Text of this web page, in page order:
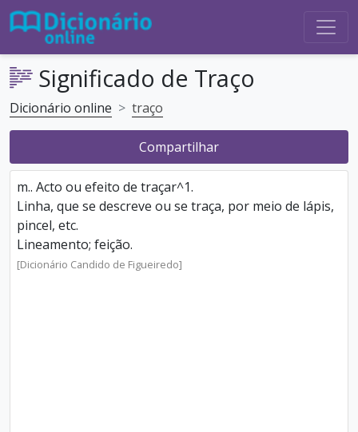
Significado de Traço
Dicionário online traço
Compartilhar
m.. Acto ou efeito de traçar^1.
Linha, que se descreve ou se traça, por meio de lápis,
pincel, etc.
Lineamento; feição.
[Dicionário Candido de Figueiredo]